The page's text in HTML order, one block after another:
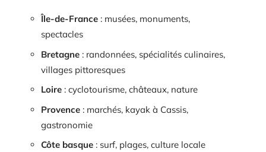
Île-de-France : musées, monuments,
spectacles
Bretagne : randonnées, spécialités culinaires,
villages pittoresques
Loire : cyclotourisme, châteaux, nature
Provence : marchés, kayak à Cassis,
gastronomie
Côte basque : surf, plages, culture locale